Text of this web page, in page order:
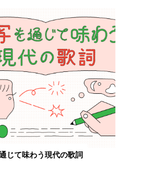
じて味わう現代の歌詞